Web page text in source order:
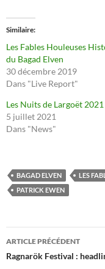
Similaire
Les Fables Houleuses
du Bagad Elven
30 décembre 2019
Dans "Live Report"
Les Nuits de Largoët 2021
5 juillet 2021
Dans "News"
BAGAD ELVEN LES
PATRICK EWEN
Navigation
des
ARTICLE PRÉCÉDENT
Ragnarök Festival :